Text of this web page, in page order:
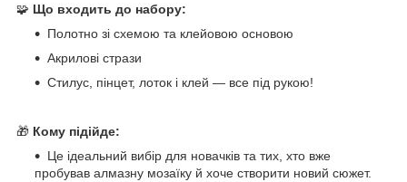
🧩 Що входить до набору:
Полотно зі схемою та клейовою основою
Акрилові стрази
Стилус, пінцет, лоток і клей — все під рукою!
🎁 Кому підійде:
Це ідеальний вибір для новачків та тих, хто вже
пробував алмазну мозаїку й хоче створити новий сюжет.